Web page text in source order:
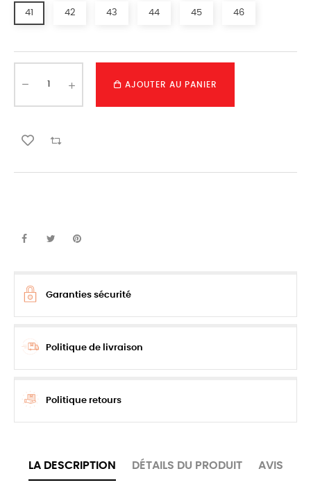
41 42 43 44 45 46
AJOUTER AU PANIER
Garanties sécurité
Politique de livraison
Politique retours
LA DESCRIPTION DÉTAILS DU PRODUIT AVIS